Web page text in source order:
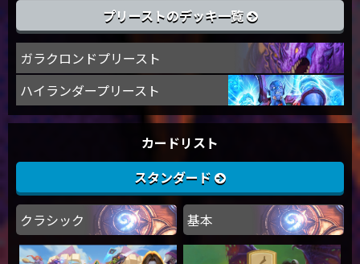
プリーストのデッキ一覧
ガラクロンドプリースト
ハイランダープリースト
カードリスト
スタンダード
クラシック 基本